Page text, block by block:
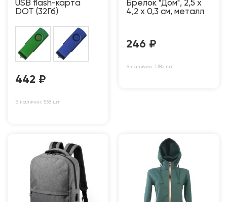
USB flash-карта
DOT (32Гб)
442 ₽
В наличии: 538 шт
Брелок "Дом", 2,5 х
4,2 х 0,3 см, металл
246 ₽
В наличии: 1386 шт